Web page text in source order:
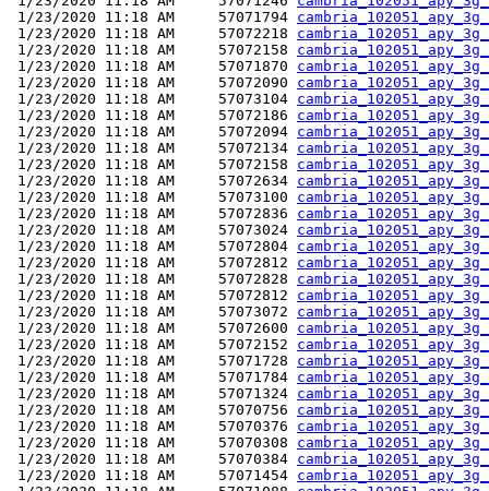
1/23/2020 11:18 AM     57071794
1/23/2020 11:18 AM     57072218
1/23/2020 11:18 AM     57072158
1/23/2020 11:18 AM     57071870
1/23/2020 11:18 AM     57072090
1/23/2020 11:18 AM     57073104
1/23/2020 11:18 AM     57072186
1/23/2020 11:18 AM     57072094
1/23/2020 11:18 AM     57072134
1/23/2020 11:18 AM     57072158
1/23/2020 11:18 AM     57072634
1/23/2020 11:18 AM     57073100
1/23/2020 11:18 AM     57072836
1/23/2020 11:18 AM     57073024
1/23/2020 11:18 AM     57072804
1/23/2020 11:18 AM     57072812
1/23/2020 11:18 AM     57072828
1/23/2020 11:18 AM     57072812
1/23/2020 11:18 AM     57073072
1/23/2020 11:18 AM     57072600
1/23/2020 11:18 AM     57072152
1/23/2020 11:18 AM     57071728
1/23/2020 11:18 AM     57071784
1/23/2020 11:18 AM     57071324
1/23/2020 11:18 AM     57070756
1/23/2020 11:18 AM     57070376
1/23/2020 11:18 AM     57070308
1/23/2020 11:18 AM     57070384
1/23/2020 11:18 AM     57071454